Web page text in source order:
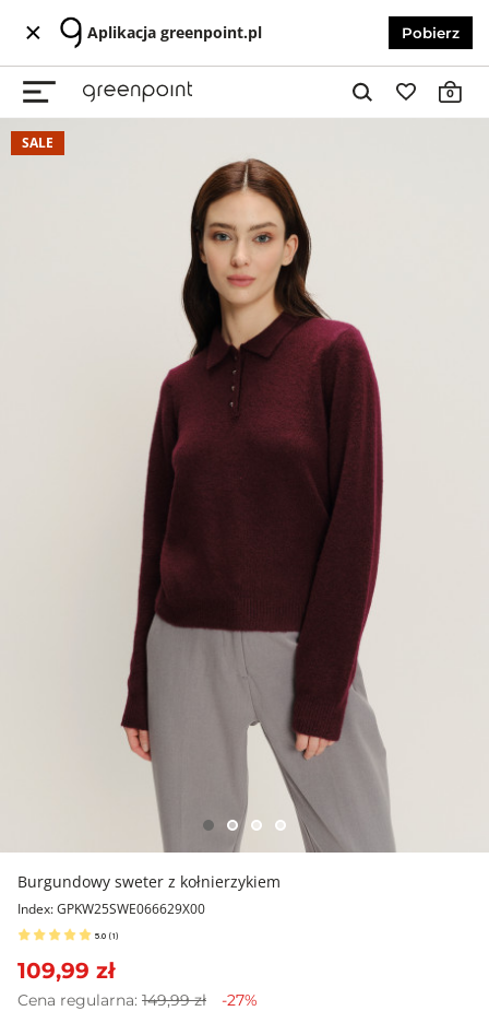
Aplikacja greenpoint.pl Pobierz
0
SALE
Burgundowy sweter z kołnierzykiem
Index: GPKW25SWE066629X00
5.0 (1 )
109,99 zł
Cena regularna: 149,99 zł -27%